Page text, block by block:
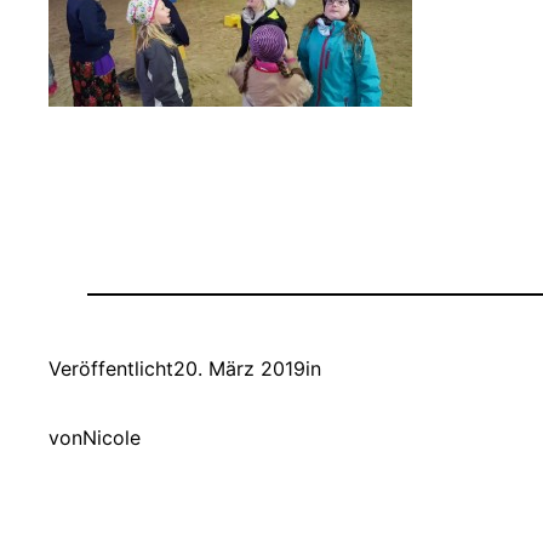
Veröffentlicht20. März 2019in
vonNicole